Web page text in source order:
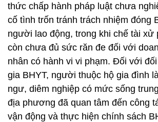
thức chấp hành pháp luật chưa
cố tình trốn tránh trách nhiệm đóng
người lao động, trong khi chế tài xử
còn chưa đủ sức răn đe đối với
nhân có hành vi vi phạm. Đối với
gia BHYT, người thuộc hộ gia đình
ngư, diêm nghiệp có mức sống
địa phương đã quan tâm đến công
vận động và thực hiện chính sách